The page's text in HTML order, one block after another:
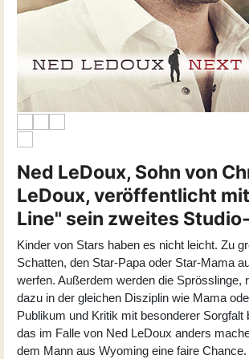
Ned LeDoux, Sohn von
LeDoux, veröffentlicht
Line" sein zweites
Kinder von Stars haben es nicht leicht. Zu
Schatten, den Star-Papa oder Star-Mama
werfen. Außerdem werden die Sprösslinge,
dazu in der gleichen Disziplin wie Mama
Publikum und Kritik mit besonderer Sorgfalt
das im Falle von Ned LeDoux anders
dem Mann aus Wyoming eine faire